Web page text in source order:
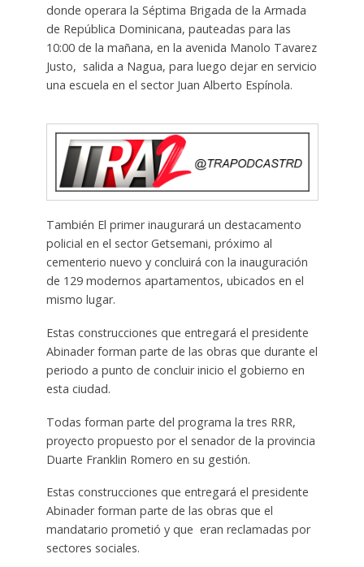
donde operara la Séptima Brigada de la Armada
de República Dominicana, pauteadas para las
10:00 de la mañana, en la avenida Manolo Tavarez
Justo, salida a Nagua, para luego dejar en servicio
una escuela en el sector Juan Alberto Espínola.
También El primer inaugurará un destacamento
policial en el sector Getsemani, próximo al
cementerio nuevo y concluirá con la inauguración
de 129 modernos apartamentos, ubicados en el
mismo lugar.
Estas construcciones que entregará el presidente
Abinader forman parte de las obras que durante el
periodo a punto de concluir inicio el gobierno en
esta ciudad.
Todas forman parte del programa la tres RRR,
proyecto propuesto por el senador de la provincia
Duarte Franklin Romero en su gestión.
Estas construcciones que entregará el presidente
Abinader forman parte de las obras que el
mandatario prometió y que eran reclamadas por
sectores sociales.